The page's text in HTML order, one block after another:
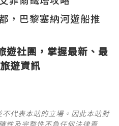
，巴黎塞納河遊船推
遊社團 ，掌握最新、最
遊資訊
代表本站的立場。因此本站對
性及完整性不負任何法律責